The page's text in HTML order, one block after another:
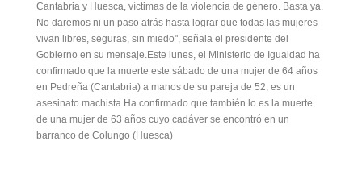
Cantabria y Huesca, víctimas de la violencia de género. Basta ya.
No daremos ni un paso atrás hasta lograr que todas las mujeres
vivan libres, seguras, sin miedo", señala el presidente del
Gobierno en su mensaje.Este lunes, el Ministerio de Igualdad ha
confirmado que la muerte este sábado de una mujer de 64 años
en Pedreña (Cantabria) a manos de su pareja de 52, es un
asesinato machista.Ha confirmado que también lo es la muerte
de una mujer de 63 años cuyo cadáver se encontró en un
barranco de Colungo (Huesca)